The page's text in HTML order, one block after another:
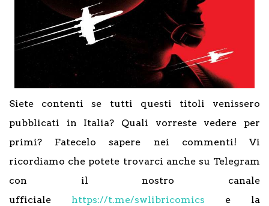
Siete contenti se tutti questi titoli venissero
pubblicati in Italia? Quali vorreste vedere per
primi? Fatecelo sapere nei commenti! Vi
ricordiamo che potete trovarci anche su Telegram
con il nostro canale
ufficiale https://t.me/swlibricomics e la